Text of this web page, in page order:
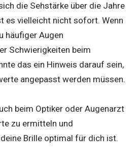
die Sehstärke über die Jahre
es vielleicht nicht sofort. Wenn
häufiger Augen
Schwierigkeiten beim
das ein Hinweis darauf sein,
angepasst werden müssen.
beim Optiker oder Augenarzt
zu ermitteln und
Brille optimal für dich ist.